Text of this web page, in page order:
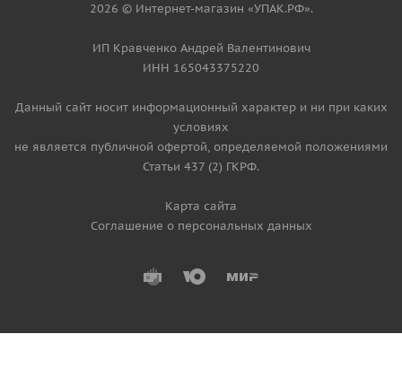
2026 © Интернет-магазин «УПАК.РФ».
ИП Кравченко Андрей Валентинович
ИНН 165043375220
Данный сайт носит информационный характер и ни при каких
условиях
не является публичной офертой, определяемой положениями
Статьи 437 (2) ГКРФ.
Карта сайта
Соглашение о персональных данных